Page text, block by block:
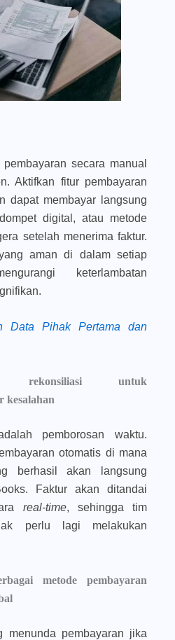
secara manual
Aktifkan fitur pembayaran
dapat membayar langsung
digital, atau metode
setelah menerima faktur.
aman di dalam setiap
keterlambatan
Data Pihak Pertama dan
rekonsiliasi untuk
kesalahan
pemborosan waktu.
otomatis di mana
berhasil akan langsung
Faktur akan ditandai
real-time, sehingga tim
perlu lagi melakukan
metode pembayaran
menunda pembayaran jika